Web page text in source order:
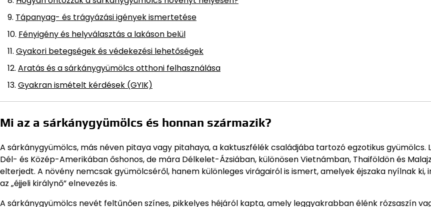
Tápanyag- és trágyázási igények ismertetése
Fényigény és helyválasztás a lakáson belül
Gyakori betegségek és védekezési lehetőségek
Aratás és a sárkánygyümölcs otthoni felhasználása
Gyakran ismételt kérdések (GYIK)
Mi az a sárkánygyümölcs és honnan származik?
A sárkánygyümölcs, más néven pitaya vagy pitahaya, a kaktuszfélék családjába tartozó egzotikus gyümölcs.
Dél- és Közép-Amerikában őshonos, de mára Délkelet-Ázsiában, különösen Vietnámban, Thaiföldön és
elterjedt. A növény nemcsak gyümölcséről, hanem különleges virágairól is ismert, amelyek éjszaka nyílnak ki,
az „éjjeli királynő” elnevezés is.
A sárkánygyümölcs nevét feltűnően színes, pikkelyes héjáról kapta, amely leggyakrabban élénk rózsaszín